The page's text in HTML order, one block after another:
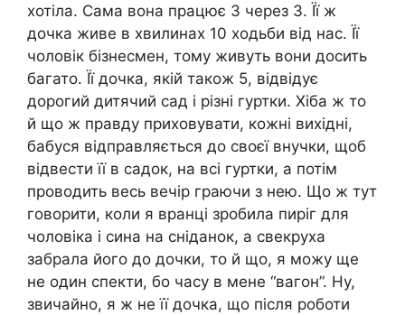
хотіла. Сама вона працює 3 через 3. Її ж
дочка живе в хвилинах 10 ходьби від нас. Її
чоловік бізнесмен, тому живуть вони досить
багато. Її дочка, якій також 5, відвідує
дорогий дитячий сад і різні гуртки. Хіба ж то
й що ж правду приховувати, кожні вихідні,
бабуся відправляється до своєї внучки, щоб
відвести її в садок, на всі гуртки, а потім
проводить весь вечір граючи з нею. Що ж тут
говорити, коли я вранці зробила пиріг для
чоловіка і сина на сніданок, а свекруха
забрала його до дочки, то й що, я можу ще
не один спекти, бо часу в мене “вагон”. Ну,
звичайно, я ж не її дочка, що після роботи